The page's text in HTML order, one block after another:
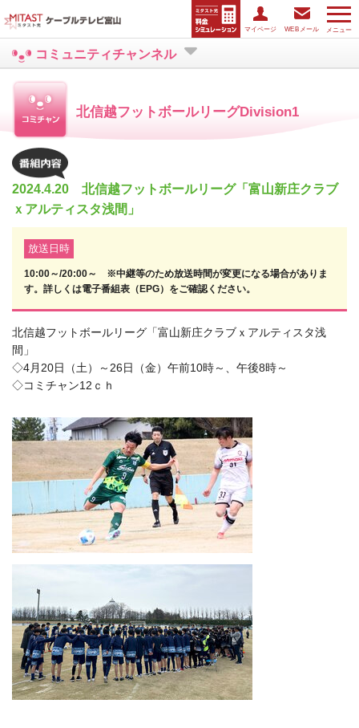
メニュー
マイページ WEBメール
コミュニティチャンネル
北信越フットボールリーグDivision1
2024.4.20 北信越フットボールリーグ「富山新庄クラブ
ｘアルティスタ浅間」
放送日時
10:00～/20:00～ ※中継等のため放送時間が変更になる場合がありま
す。詳しくは電子番組表（EPG）をご確認ください。
北信越フットボールリーグ「富山新庄クラブｘアルティスタ浅
間」
◇4月20日（土）～26日（金）午前10時～、午後8時～
◇コミチャン12ｃｈ